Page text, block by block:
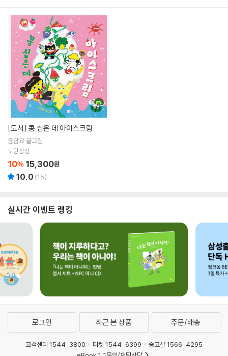
[도서] 콩 심은 데 아이스크림
윤담요 글그림
노란상상
10% 15,300원
10.0 (15)
실시간 이벤트 랭킹
로그인 최근 본 상품 주문/배송
고객센터 1544-3800 티켓 1544-6399
중고샵 1566-4295